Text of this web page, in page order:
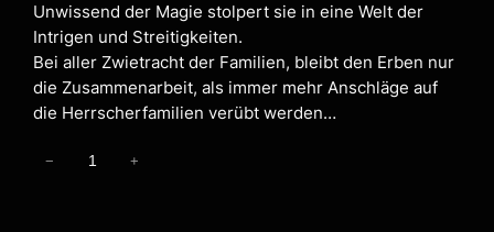
Unwissend der Magie stolpert sie in eine Welt der
Intrigen und Streitigkeiten.
Bei aller Zwietracht der Familien, bleibt den Erben nur
die Zusammenarbeit, als immer mehr Anschläge auf
die Herrscherfamilien verübt werden…
− +